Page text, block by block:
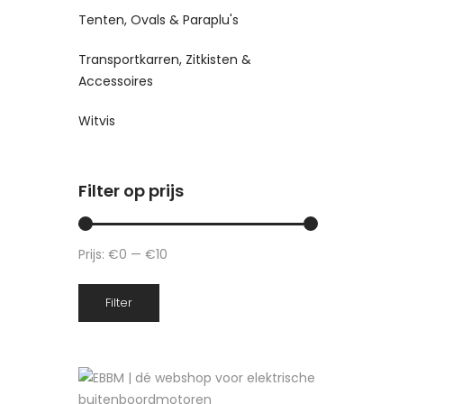
Tenten, Ovals & Paraplu's
Transportkarren, Zitkisten &
Accessoires
Witvis
Filter op prijs
Filter
Prijs: €0 — €10